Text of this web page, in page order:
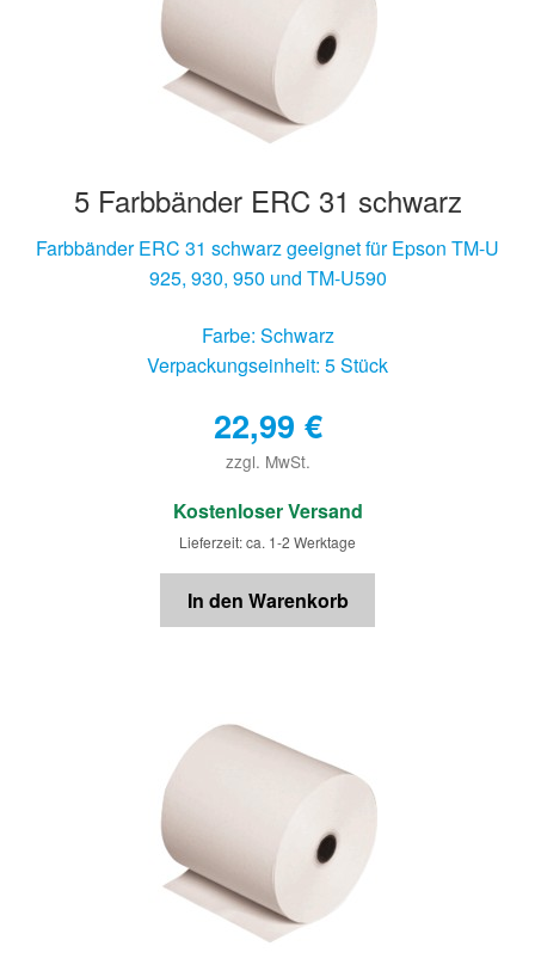
5 Farbbänder ERC 31 schwarz
Farbbänder ERC 31 schwarz geeignet für Epson TM-U
925, 930, 950 und TM-U590
Farbe: Schwarz
Verpackungseinheit: 5 Stück
22,99 €
zzgl. MwSt.
€
Kostenloser Versand
Lieferzeit: ca. 1-2 Werktage
In den Warenkorb